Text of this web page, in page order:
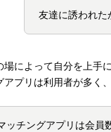
友達に誘われた
場によって自分を上手
アプリは利用者が多く
ッチングアプリは会員